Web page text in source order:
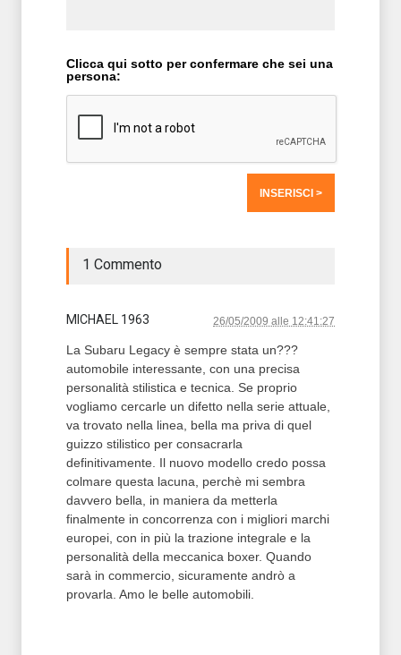
Clicca qui sotto per confermare che sei una
persona:
1 Commento
MICHAEL 1963 26/05/2009 alle 12:41:27
La Subaru Legacy è sempre stata un???
automobile interessante, con una precisa
personalità stilistica e tecnica. Se proprio
vogliamo cercarle un difetto nella serie attuale,
va trovato nella linea, bella ma priva di quel
guizzo stilistico per consacrarla
definitivamente. Il nuovo modello credo possa
colmare questa lacuna, perchè mi sembra
davvero bella, in maniera da metterla
finalmente in concorrenza con i migliori marchi
europei, con in più la trazione integrale e la
personalità della meccanica boxer. Quando
sarà in commercio, sicuramente andrò a
provarla. Amo le belle automobili.